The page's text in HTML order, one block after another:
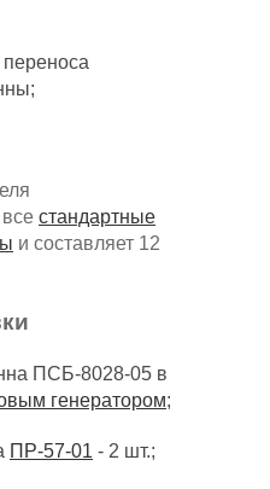
стандартные
и составляет 12
ПСБ-8028-05 в
генератором;
ПР-57-01 - 2 шт.;